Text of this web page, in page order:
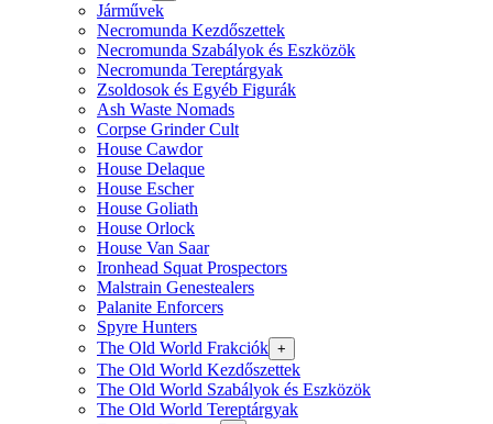
Járművek
Necromunda Kezdőszettek
Necromunda Szabályok és Eszközök
Necromunda Tereptárgyak
Zsoldosok és Egyéb Figurák
Ash Waste Nomads
Corpse Grinder Cult
House Cawdor
House Delaque
House Escher
House Goliath
House Orlock
House Van Saar
Ironhead Squat Prospectors
Malstrain Genestealers
Palanite Enforcers
Spyre Hunters
The Old World Frakciók +
The Old World Kezdőszettek
The Old World Szabályok és Eszközök
The Old World Tereptárgyak